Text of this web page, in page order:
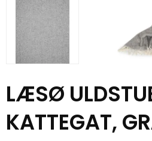
LÆSØ
KATTEGAT,